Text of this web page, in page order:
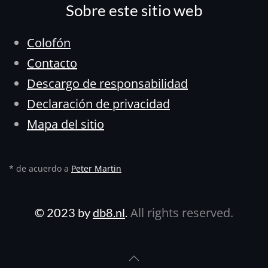
Sobre este sitio web
Colofón
Contacto
Descargo de responsabilidad
Declaración de privacidad
Mapa del sitio
* de acuerdo a Peter Martin
© 2023 bydb8.nl. All rights reserved.